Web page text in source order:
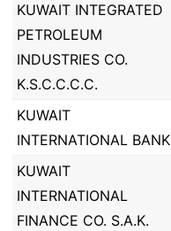
KUWAIT INTEGRATED
PETROLEUM
INDUSTRIES CO.
K.S.C.C.C.C.
KUWAIT
INTERNATIONAL BANK
KUWAIT
INTERNATIONAL
FINANCE CO. S.A.K.